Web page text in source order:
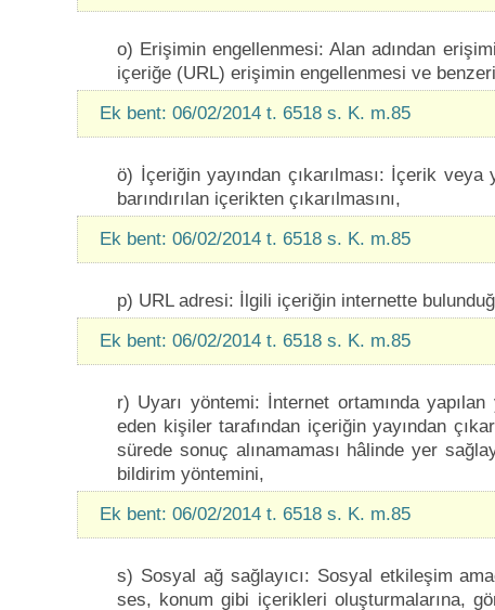
o) Erişimin engellenmesi: Alan adından
içeriğe (URL) erişimin engellenmesi ve
Ek bent: 06/02/2014 t. 6518 s. K. m.85
ö) İçeriğin yayından çıkarılması: İçerik
barındırılan içerikten çıkarılmasını,
Ek bent: 06/02/2014 t. 6518 s. K. m.85
p) URL adresi: İlgili içeriğin internette
Ek bent: 06/02/2014 t. 6518 s. K. m.85
r) Uyarı yöntemi: İnternet ortamında
eden kişiler tarafından içeriğin yayından
sürede sonuç alınamaması hâlinde yer
bildirim yöntemini,
Ek bent: 06/02/2014 t. 6518 s. K. m.85
s) Sosyal ağ sağlayıcı: Sosyal etkileşim
ses, konum gibi içerikleri oluşturmalarına,